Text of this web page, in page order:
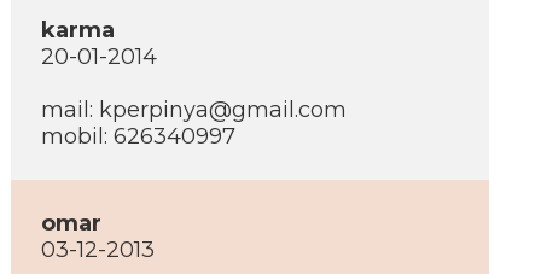
karma
20-01-2014
mail: kperpinya@gmail.com
mobil: 626340997
omar
03-12-2013